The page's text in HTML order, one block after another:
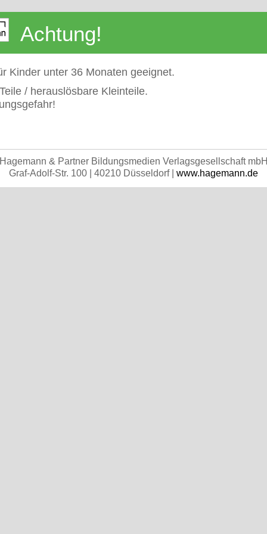
Achtung!
Kinder unter 36 Monaten geeignet.
/ herauslösbare Kleinteile.
& Partner Bildungsmedien Verlagsgesellschaft
Graf-Adolf-Str. 100 | 40210 Düsseldorf | www.hagemann.de